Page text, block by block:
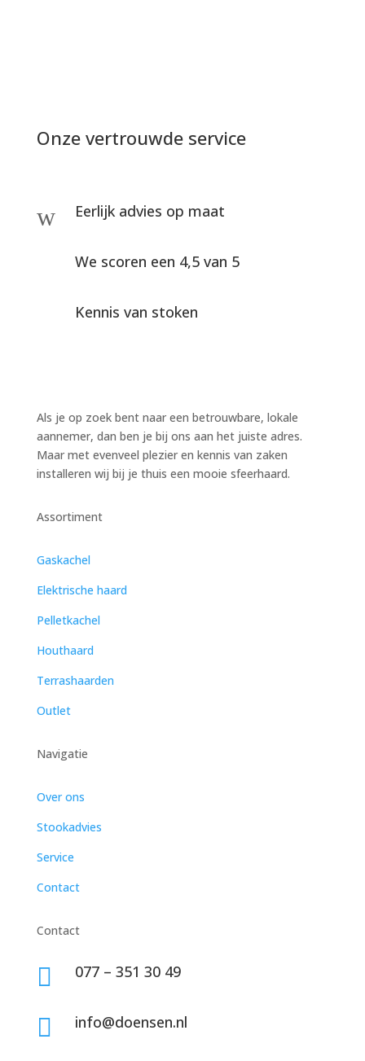
Onze vertrouwde service
w Eerlijk advies op maat
We scoren een 4,5 van 5
Kennis van stoken
Als je op zoek bent naar een betrouwbare, lokale
aannemer, dan ben je bij ons aan het juiste adres.
Maar met evenveel plezier en kennis van zaken
installeren wij bij je thuis een mooie sfeerhaard.
Assortiment
Gaskachel
Elektrische haard
Pelletkachel
Houthaard
Terrashaarden
Outlet
Navigatie
Over ons
Stookadvies
Service
Contact
Contact
 077 – 351 30 49
 info@doensen.nl